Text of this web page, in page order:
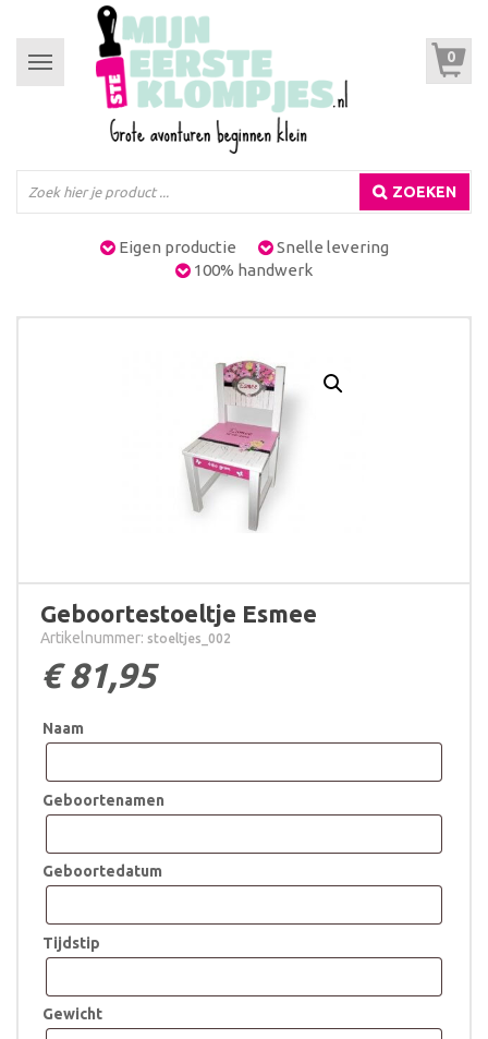
Toggle
navigation
0
ZOEKEN
Eigen productie
Snelle levering
100% handwerk
Geboortestoeltje Esmee
Artikelnummer: stoeltjes_002
€81,95
Naam
Geboortenamen
Geboortedatum
Tijdstip
Gewicht